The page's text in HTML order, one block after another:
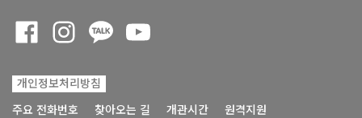
개인정보처리방침
주요 전화번호
찾아오는 길 개관시간 원격지원
Opens a new window
Opens a new window
Opens a new window